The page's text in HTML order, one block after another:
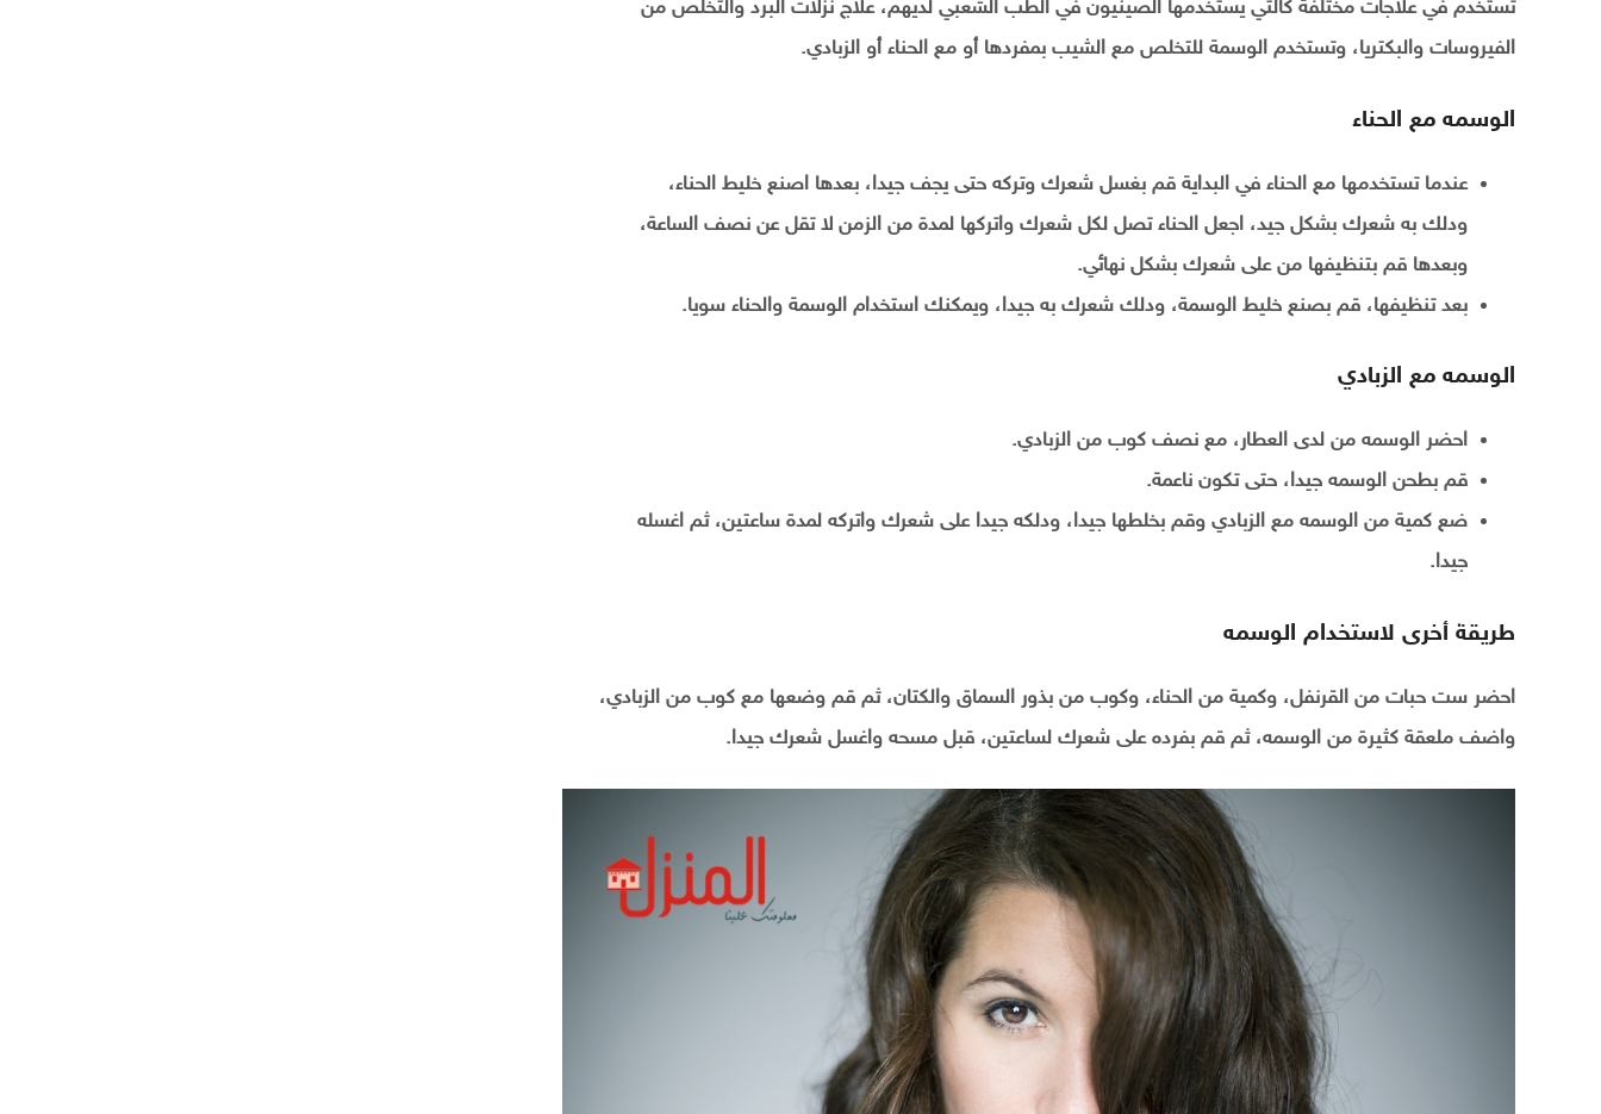
تستخدم في علاجات مختلفة كالتي يستخدمها الصينيون في الطب الشعبي لديهم، علاج نزلات البرد والتخلص من
الفيروسات والبكتريا، وتستخدم الوسمة للتخلص مع الشيب بمفردها أو مع الحناء أو الزبادي.
الوسمه مع الحناء
عندما تستخدمها مع الحناء في البداية قم بغسل شعرك وتركه حتى يجف جيدا، بعدها اصنع خليط الحناء،
ودلك به شعرك بشكل جيد، اجعل الحناء تصل لكل شعرك واتركها لمدة من الزمن لا تقل عن نصف الساعة،
وبعدها قم بتنظيفها من على شعرك بشكل نهائي.
بعد تنظيفها، قم بصنع خليط الوسمة، ودلك شعرك به جيدا، ويمكنك استخدام الوسمة والحناء سويا.
الوسمه مع الزبادي
احضر الوسمه من لدى العطار، مع نصف كوب من الزبادي.
قم بطحن الوسمه جيدا، حتى تكون ناعمة.
ضع كمية من الوسمه مع الزبادي وقم بخلطها جيدا، ودلكه جيدا على شعرك واتركه لمدة ساعتين، ثم اغسله
جيدا.
طريقة أخرى لاستخدام الوسمه
احضر ست حبات من القرنفل، وكمية من الحناء، وكوب من بذور السماق والكتان، ثم قم وضعها مع كوب من الزبادي،
واضف ملعقة كثيرة من الوسمه، ثم قم بفرده على شعرك لساعتين، قبل مسحه واغسل شعرك جيدا.